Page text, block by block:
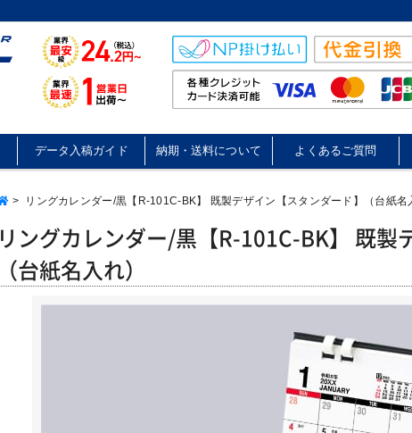
データ入稿ガイド 納期・送料について よくあるご質問
> リングカレンダー/黒【R-101C-BK】 既製デザイン【スタンダード】（台紙名
リングカレンダー/黒【R-101C-BK】 既製
（台紙名入れ）